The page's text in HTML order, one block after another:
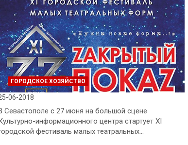
ГОРОДСКОЕ ХОЗЯЙСТВО
06-2018
Севастополе с 27 июня на большой сцене
информационного центра стартует XI
фестиваль малых театральных…